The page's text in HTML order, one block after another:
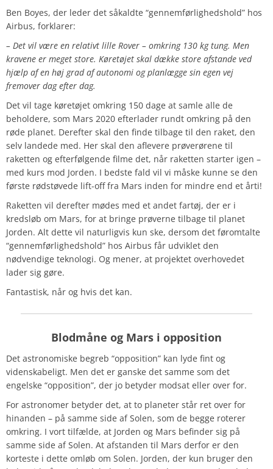
Ben Boyes, der leder det såkaldte “gennemførlighedshold” hos
Airbus, forklarer:
– Det vil være en relativt lille Rover – omkring 130 kg tung. Men
kravene er meget store. Køretøjet skal dække store afstande ved
hjælp af en høj grad af autonomi og planlægge sin egen vej
fremover dag efter dag.
Det vil tage køretøjet omkring 150 dage at samle alle de
beholdere, som Mars 2020 efterlader rundt omkring på den
røde planet. Derefter skal den finde tilbage til den raket, den
selv landede med. Her skal den aflevere prøverørene til
raketten og efterfølgende filme det, når raketten starter igen –
med kurs mod Jorden. I bedste fald vil vi måske kunne se den
første rødstøvede lift-off fra Mars inden for mindre end et årti!
Raketten vil derefter mødes med et andet fartøj, der er i
kredsløb om Mars, for at bringe prøverne tilbage til planet
Jorden. Alt dette vil naturligvis kun ske, dersom det føromtalte
“gennemførlighedshold” hos Airbus får udviklet den
nødvendige teknologi. Og mener, at projektet overhovedet
lader sig gøre.
Fantastisk, når og hvis det kan.
Blodmåne og Mars i opposition
Det astronomiske begreb “opposition” kan lyde fint og
videnskabeligt. Men det er ganske det samme som det
engelske “opposition”, der jo betyder modsat eller over for.
For astronomer betyder det, at to planeter står ret over for
hinanden – på samme side af Solen, som de begge roterer
omkring. I vort tilfælde, at Jorden og Mars befinder sig på
samme side af Solen. At afstanden til Mars derfor er den
korteste i dette omløb om Solen. Jorden, der kun bruger den